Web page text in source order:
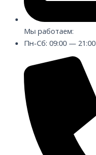
Мы работаем:
Пн-Сб: 09:00 — 21:00